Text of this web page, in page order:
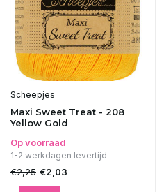
Scheepjes
Maxi Sweet Treat - 208
Yellow Gold
Op voorraad
1-2 werkdagen levertijd
€2,25 €2,03